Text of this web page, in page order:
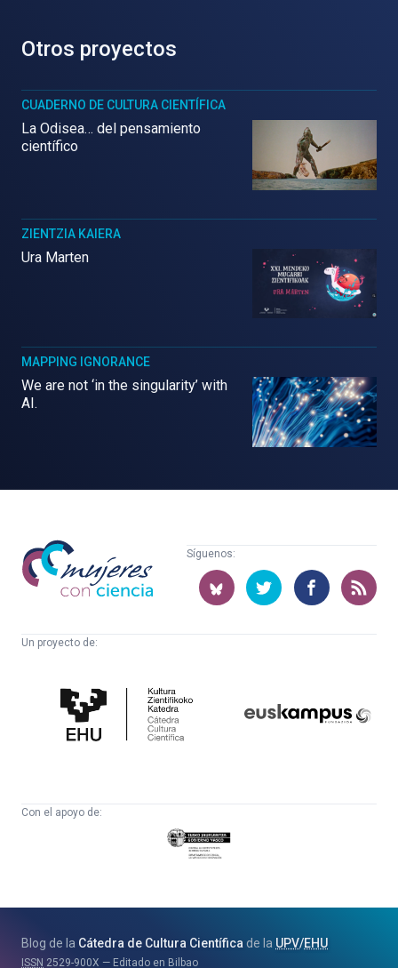
Otros proyectos
CUADERNO DE CULTURA CIENTÍFICA
La Odisea… del pensamiento
científico
ZIENTZIA KAIERA
Ura Marten
MAPPING IGNORANCE
We are not ‘in the singularity’ with
AI.
Mujeres
con
ciencia
Síguenos:
Un proyecto de:
Cultura
Científica
Con el apoyo de:
Eusko
Jaurlaritza
eta
Blog de la Cátedra de Cultura Científica de la UPV/EHU
ISSN 2529-900X Editado en Bilbao